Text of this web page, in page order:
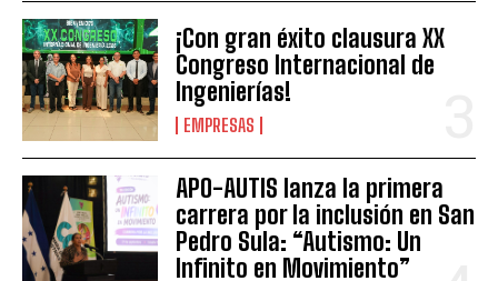
¡Con gran éxito clausura XX
Congreso Internacional de
Ingenierías!
EMPRESAS
APO-AUTIS lanza la primera
carrera por la inclusión en San
Pedro Sula: “Autismo: Un
Infinito en Movimiento”